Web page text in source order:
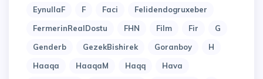
EynullaF
F Faci
Felidendogruxeber
FermerinRealDostu
FHN Film Fir
G
Genderb
GezekBishirek Goranboy
H
Haaqa
HaaqaM Haqq
Hava